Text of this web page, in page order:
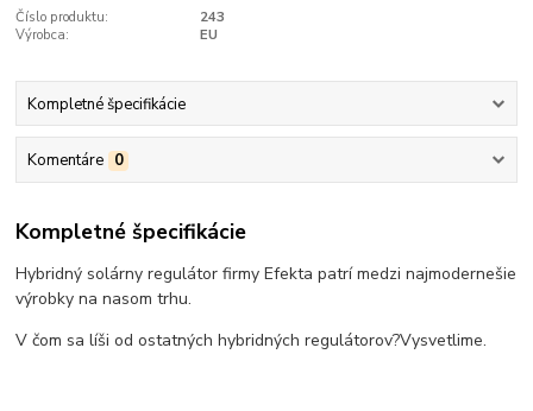
Číslo produktu:
243
Výrobca:
EU
Kompletné špecifikácie
Komentáre 0
Kompletné špecifikácie
Hybridný solárny regulátor firmy Efekta patrí medzi najmodernešie
výrobky na nasom trhu.
V čom sa líši od ostatných hybridných regulátorov?Vysvetlime.